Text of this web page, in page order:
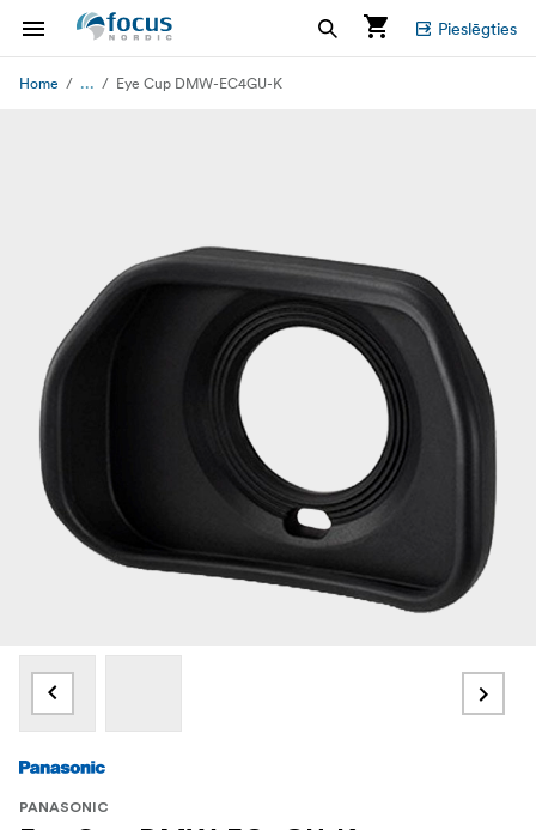
Pieslēgties
Home ... Eye Cup DMW-EC4GU-K
PANASONIC